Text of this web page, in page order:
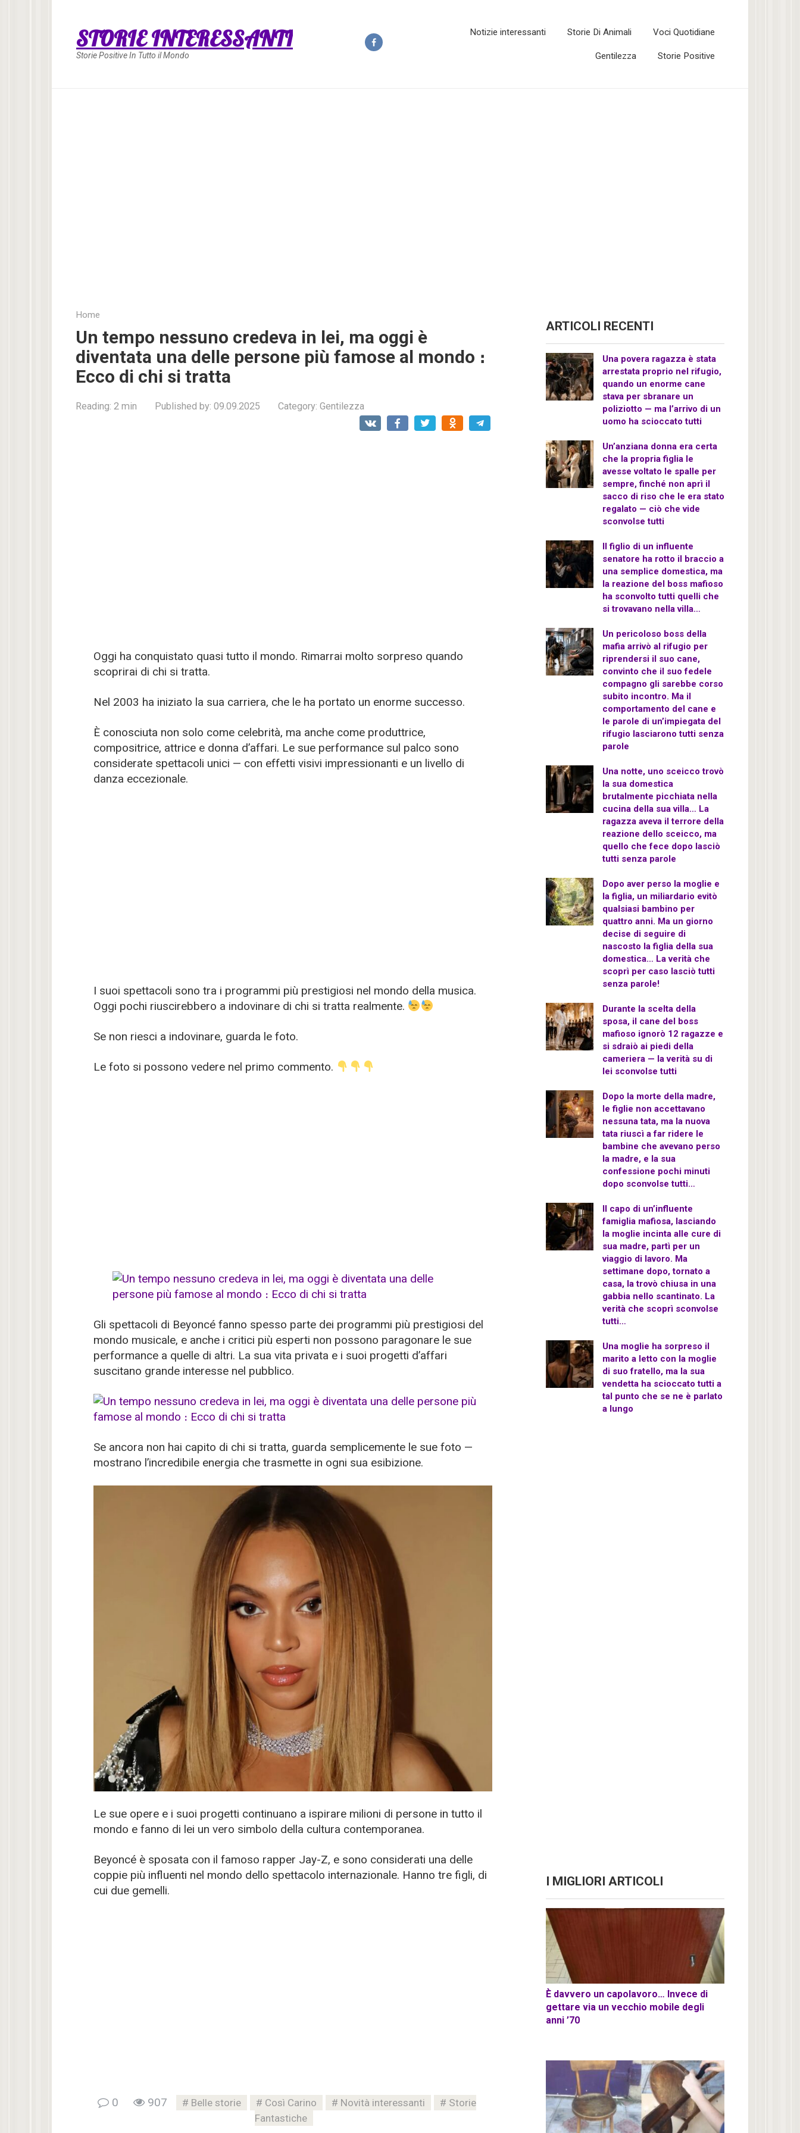
STORIE INTERESSANTI
Storie Positive In Tutto il Mondo
Notizie interessanti Storie Di Animali Voci Quotidiane
Gentilezza Storie Positive
Home
Un tempo nessuno credeva in lei, ma oggi è
diventata una delle persone più famose al mondo ։
Ecco di chi si tratta
Reading: 2 min Published by: 09.09.2025 Category: Gentilezza
Oggi ha conquistato quasi tutto il mondo. Rimarrai molto sorpreso quando
scoprirai di chi si tratta.
Nel 2003 ha iniziato la sua carriera, che le ha portato un enorme successo.
È conosciuta non solo come celebrità, ma anche come produttrice,
compositrice, attrice e donna d’affari. Le sue performance sul palco sono
considerate spettacoli unici — con effetti visivi impressionanti e un livello di
danza eccezionale.
I suoi spettacoli sono tra i programmi più prestigiosi nel mondo della musica.
Oggi pochi riuscirebbero a indovinare di chi si tratta realmente.
Se non riesci a indovinare, guarda le foto.
Le foto si possono vedere nel primo commento.
Gli spettacoli di Beyoncé fanno spesso parte dei programmi più prestigiosi del
mondo musicale, e anche i critici più esperti non possono paragonare le sue
performance a quelle di altri. La sua vita privata e i suoi progetti d’affari
suscitano grande interesse nel pubblico.
Se ancora non hai capito di chi si tratta, guarda semplicemente le sue foto —
mostrano l’incredibile energia che trasmette in ogni sua esibizione.
Le sue opere e i suoi progetti continuano a ispirare milioni di persone in tutto il
mondo e fanno di lei un vero simbolo della cultura contemporanea.
Beyoncé è sposata con il famoso rapper Jay-Z, e sono considerati una delle
coppie più influenti nel mondo dello spettacolo internazionale. Hanno tre figli, di
cui due gemelli.
0 907 Belle storie Così Carino Novità interessanti
Storie
Fantastiche
ARTICOLI RECENTI
Una povera ragazza è stata
arrestata proprio nel rifugio,
quando un enorme cane
stava per sbranare un
poliziotto — ma l’arrivo di un
uomo ha scioccato tutti
Un’anziana donna era certa
che la propria figlia le
avesse voltato le spalle per
sempre, finché non aprì il
sacco di riso che le era stato
regalato — ciò che vide
sconvolse tutti
Il figlio di un influente
senatore ha rotto il braccio a
una semplice domestica, ma
la reazione del boss mafioso
ha sconvolto tutti quelli che
si trovavano nella villa…
Un pericoloso boss della
mafia arrivò al rifugio per
riprendersi il suo cane,
convinto che il suo fedele
compagno gli sarebbe corso
subito incontro. Ma il
comportamento del cane e
le parole di un’impiegata del
rifugio lasciarono tutti senza
parole
Una notte, uno sceicco trovò
la sua domestica
brutalmente picchiata nella
cucina della sua villa… La
ragazza aveva il terrore della
reazione dello sceicco, ma
quello che fece dopo lasciò
tutti senza parole
Dopo aver perso la moglie e
la figlia, un miliardario evitò
qualsiasi bambino per
quattro anni. Ma un giorno
decise di seguire di
nascosto la figlia della sua
domestica… La verità che
scoprì per caso lasciò tutti
senza parole!
Durante la scelta della
sposa, il cane del boss
mafioso ignorò 12 ragazze e
si sdraiò ai piedi della
cameriera — la verità su di
lei sconvolse tutti
Dopo la morte della madre,
le figlie non accettavano
nessuna tata, ma la nuova
tata riuscì a far ridere le
bambine che avevano perso
la madre, e la sua
confessione pochi minuti
dopo sconvolse tutti…
Il capo di un’influente
famiglia mafiosa, lasciando
la moglie incinta alle cure di
sua madre, partì per un
viaggio di lavoro. Ma
settimane dopo, tornato a
casa, la trovò chiusa in una
gabbia nello scantinato. La
verità che scoprì sconvolse
tutti…
Una moglie ha sorpreso il
marito a letto con la moglie
di suo fratello, ma la sua
vendetta ha scioccato tutti a
tal punto che se ne è parlato
a lungo
I MIGLIORI ARTICOLI
È davvero un capolavoro… Invece di
gettare via un vecchio mobile degli
anni ’70